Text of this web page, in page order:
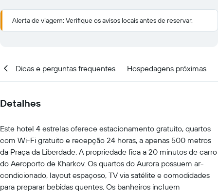
Alerta de viagem: Verifique os avisos locais antes de reservar.
Dicas e perguntas frequentes Hospedagens próximas
Detalhes
Este hotel 4 estrelas oferece estacionamento gratuito, quartos
com Wi-Fi gratuito e recepção 24 horas, a apenas 500 metros
da Praça da Liberdade. A propriedade fica a 20 minutos de carro
do Aeroporto de Kharkov. Os quartos do Aurora possuem ar-
condicionado, layout espaçoso, TV via satélite e comodidades
para preparar bebidas quentes. Os banheiros incluem